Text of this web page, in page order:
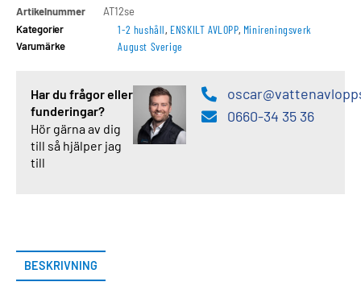
Artikelnummer
AT12se
Kategorier
1-2 hushåll, ENSKILT AVLOPP, Minireningsverk
Varumärke August Sverige
Har du frågor eller
funderingar?
Hör gärna av dig
till så hjälper jag
till
0660-34 35 36
BESKRIVNING